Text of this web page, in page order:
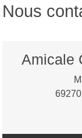
Nous
Amicale
69270